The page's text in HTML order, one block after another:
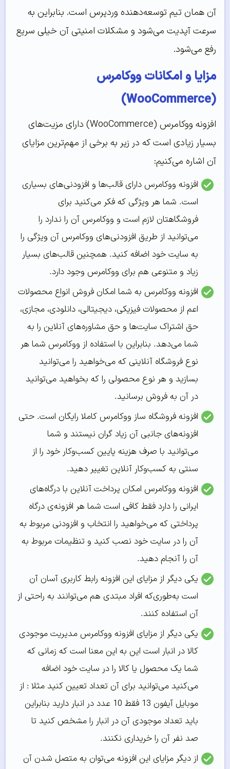
آن همان تیم توسعه‌دهنده وردپرس است. بنابراین به
سرعت آپدیت می‌شود و مشکلات امنیتی آن خیلی سریع
رفع می‌شود.
مزایا و امکانات ووکامرس
(WooCommerce)
افزونه ووکامرس (WooCommerce) دارای مزیت‌های
بسیار زیادی است که در زیر به برخی از مهم‌ترین مزایای
آن اشاره می‌کنیم:
افزونه ووکامرس دارای قالب‌ها و افزودنی‌های بسیاری
است. شما هر ویژگی که فکر می‌کنید برای
فروشگاهتان لازم است و ووکامرس آن را ندارد را
می‌توانید از طریق افزودنی‌های ووکامرس آن ویژگی را
به سایت خود اضافه کنید. همچنین قالب‌های بسیار
زیاد و متنوعی هم برای ووکامرس وجود دارد.
افزونه ووکامرس به شما امکان فروش انواع محصولات
اعم از محصولات فیزیکی، دیجیتالی، دانلودی، مجازی،
حق اشتراک سایت‌ها و حق مشاوره‌های آنلاین را به
شما می‌دهد. بنابراین با استفاده از ووکامرس شما هر
نوع فروشگاه آنلاینی که می‌خواهید را می‌توانید
بسازید و هر نوع محصولی را که بخواهید می‌توانید
در آن به فروش برسانید.
افزونه فروشگاه ساز ووکامرس کاملا رایگان است. حتی
افزونه‌های جانبی آن زیاد گران نیستند و شما
می‌توانید با صرف هزینه پایین کسب‌وکار خود را از
سنتی به کسب‌وکار آنلاین تغییر دهید.
افزونه ووکامرس امکان پرداخت آنلاین با درگاه‌های
ایرانی را دارد فقط کافی است شما هر افزونه‌ی درگاه
پرداختی که می‌خواهید را انتخاب و افزودنی مربوط به
آن را در سایت خود نصب کنید و تنظیمات مربوط به
آن را آنجام دهید.
یکی دیگر از مزایای این افزونه رابط کاربری آسان آن
است به‌طوری‌که افراد مبتدی هم می‌توانند به راحتی از
آن استفاده کنند.
یکی دیگر از مزایای افزونه ووکامرس مدیریت موجودی
کالا در انبار است این به این معنا است که زمانی که
شما یک محصول یا کالا را در سایت خود اضافه
می‌کنید می‌توانید برای آن تعداد تعیین کنید مثلا : از
موبایل آیفون 13 فقط 10 عدد در انبار دارید بنابراین
باید تعداد موجودی آن در انبار را مشخص کنید تا
صد نفر آن را خریداری نکنند.
از دیگر مزایای این افزونه می‌توان به متصل شدن آن